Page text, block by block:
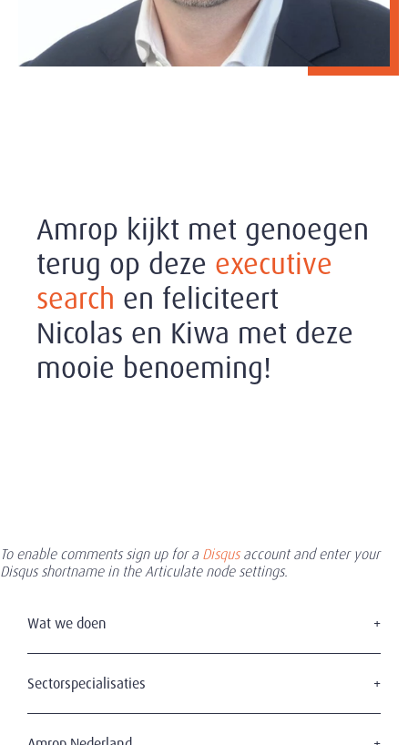
Amrop kijkt met genoegen
terug op deze executive
search en feliciteert
Nicolas en Kiwa met deze
mooie benoeming!
To enable comments sign up for a Disqusaccount and enter your
Disqus shortname in the Articulate node settings.
Wat we doen
Board Services
Sectorspecialisaties
Professional Services